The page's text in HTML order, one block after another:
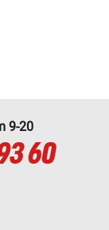
9-20
60